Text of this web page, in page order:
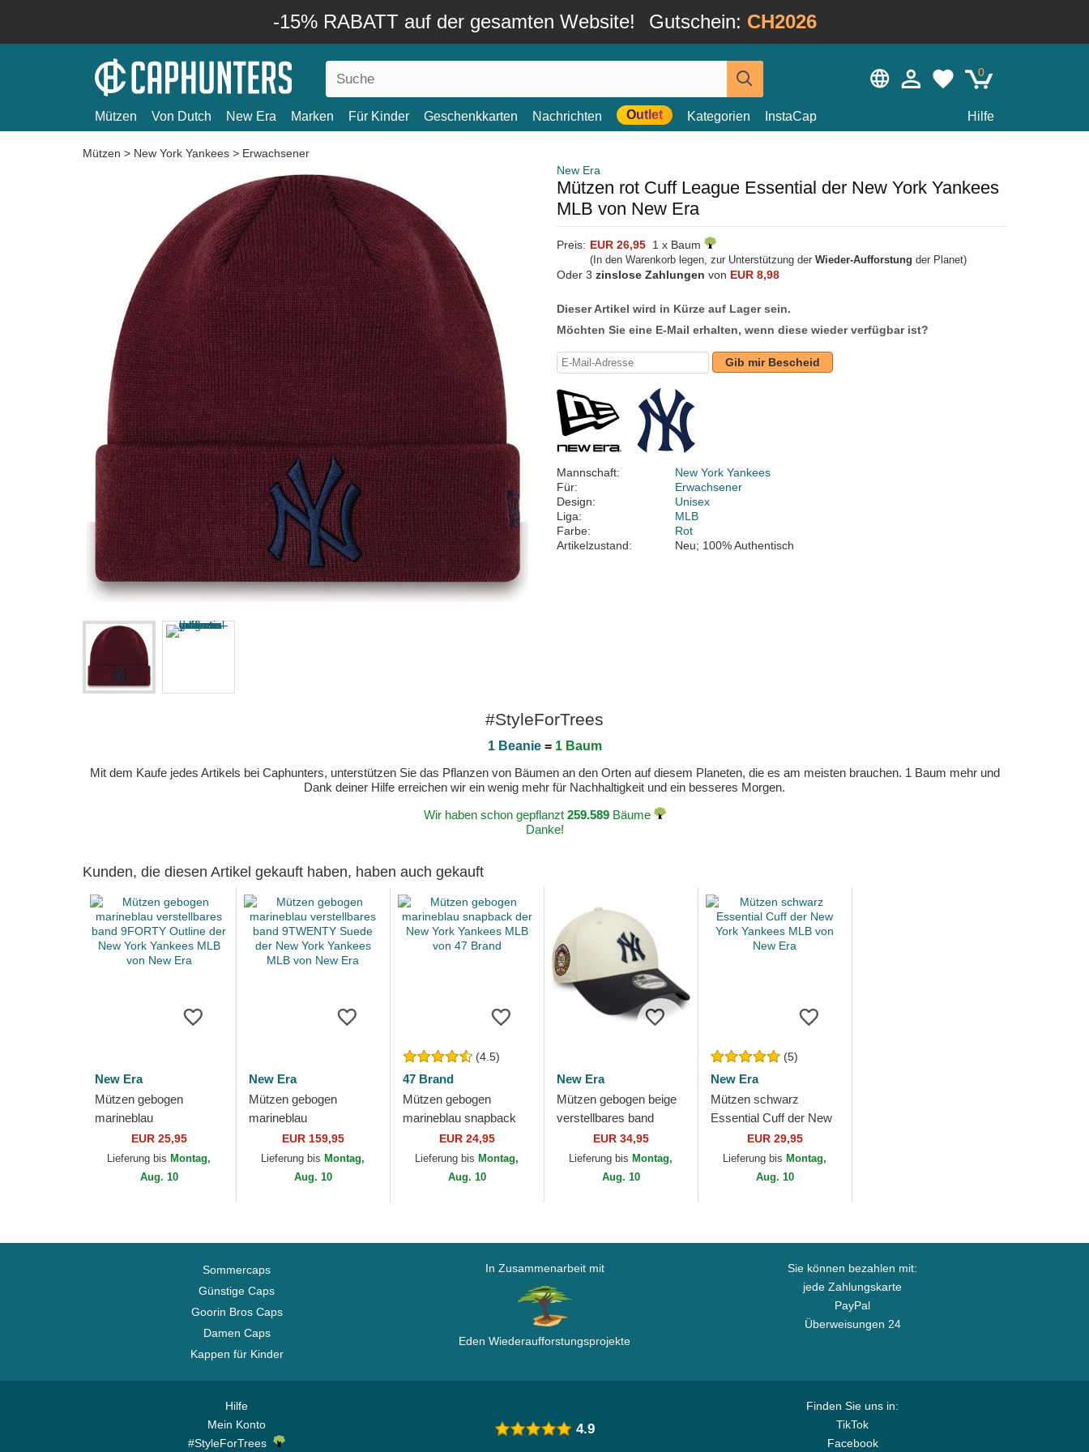
-15% RABATT auf der gesamten Website! Gutschein: CH2026
0
Mützen Von Dutch New Era Marken Für Kinder Geschenkkarten Nachrichten Outlet Kategorien InstaCap Hilfe
Mützen > New York Yankees > Erwachsener
New Era
Mützen rot Cuff League Essential der New York Yankees
MLB von New Era
Preis: EUR 26,95 1 x Baum
(In den Warenkorb legen, zur Unterstützung der Wieder-Aufforstung der Planet)
Oder 3 zinslose Zahlungen von EUR 8,98
Dieser Artikel wird in Kürze auf Lager sein.
Möchten Sie eine E-Mail erhalten, wenn diese wieder verfügbar ist?
Gib mir Bescheid
Mannschaft:
New York Yankees
Für:
Erwachsener
Design:
Unisex
Liga:
MLB
Farbe:
Rot
Artikelzustand:
Neu; 100% Authentisch
#StyleForTrees
1 Beanie= 1 Baum
Mit dem Kaufe jedes Artikels bei Caphunters, unterstützen Sie das Pflanzen von Bäumen an den Orten auf diesem Planeten, die es am meisten brauchen. 1 Baum mehr und
Dank deiner Hilfe erreichen wir ein wenig mehr für Nachhaltigkeit und ein besseres Morgen.
Wir haben schon gepflanzt 259.589Bäume
Danke!
Kunden, die diesen Artikel gekauft haben, haben auch gekauft
New Era
Mützen gebogen
marineblau
verstellbares band
9FORTY Outline der
New York Yankees
EUR 25,95
Lieferung bis Montag,
Aug. 10
New Era
Mützen gebogen
marineblau
verstellbares band
9TWENTY Suede der
New York Yankees
EUR 159,95
Lieferung bis Montag,
Aug. 10
(4.5)
47 Brand
Mützen gebogen
marineblau snapback
der New York Yankees
MLB von 47 Brand
EUR 24,95
Lieferung bis Montag,
Aug. 10
New Era
Mützen gebogen beige
verstellbares band
9FORTY World Series
der New York Yankees
MLB von New Era
EUR 34,95
Lieferung bis Montag,
Aug. 10
(5)
New Era
Mützen schwarz
Essential Cuff der New
York Yankees MLB von
New Era
EUR 29,95
Lieferung bis Montag,
Aug. 10
Sommercaps
Günstige Caps
Goorin Bros Caps
Damen Caps
Kappen für Kinder
In Zusammenarbeit mit
Eden Wiederaufforstungsprojekte
Sie können bezahlen mit:
jede Zahlungskarte
PayPal
Überweisungen 24
Hilfe
Mein Konto
#StyleForTrees
Finden Sie uns in:
TikTok
Facebook
4.9